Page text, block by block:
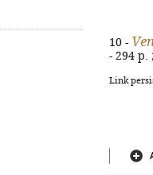
10 -
- 294 p.
Link